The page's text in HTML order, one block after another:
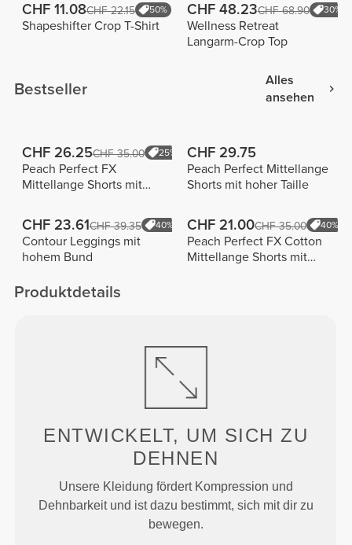
CHF 11.08CHF 22.15 50%
Shapeshifter Crop T-Shirt
CHF 48.23CHF 68.90 30%
Wellness Retreat
Langarm-Crop Top
Bestseller
Alles
ansehen
CHF 26.25CHF 35.00 25%
Peach Perfect FX
Mittellange Shorts mit
CHF 29.75
Peach Perfect Mittellange
Shorts mit hoher Taille
CHF 23.61CHF 39.35 40%
Contour Leggings mit
hohem Bund
CHF 21.00CHF 35.00 40%
Peach Perfect FX Cotton
Mittellange Shorts mit
Produktdetails
ENTWICKELT, UM SICH ZU
DEHNEN
Unsere Kleidung fördert Kompression und
Dehnbarkeit und ist dazu bestimmt, sich mit dir zu
bewegen.